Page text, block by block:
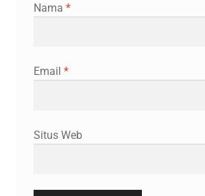
Nama *
Email *
Situs Web